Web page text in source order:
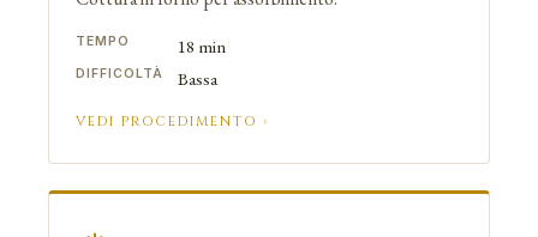
TEMPO 18 min
DIFFICOLTÀ Bassa
VEDI PROCEDIMENTO ›